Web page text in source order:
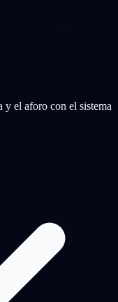
y el aforo con el sistema